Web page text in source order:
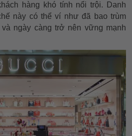
hàng khó tính nổi trội. Danh
này có thể ví như đã bao trùm
ngày càng trở nên vững mạnh